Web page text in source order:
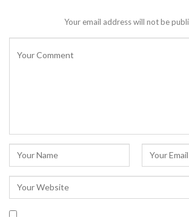
Your email address will not be